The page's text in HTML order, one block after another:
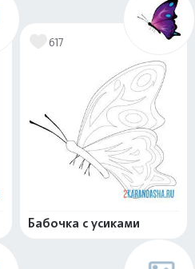
617
Бабочка с усиками